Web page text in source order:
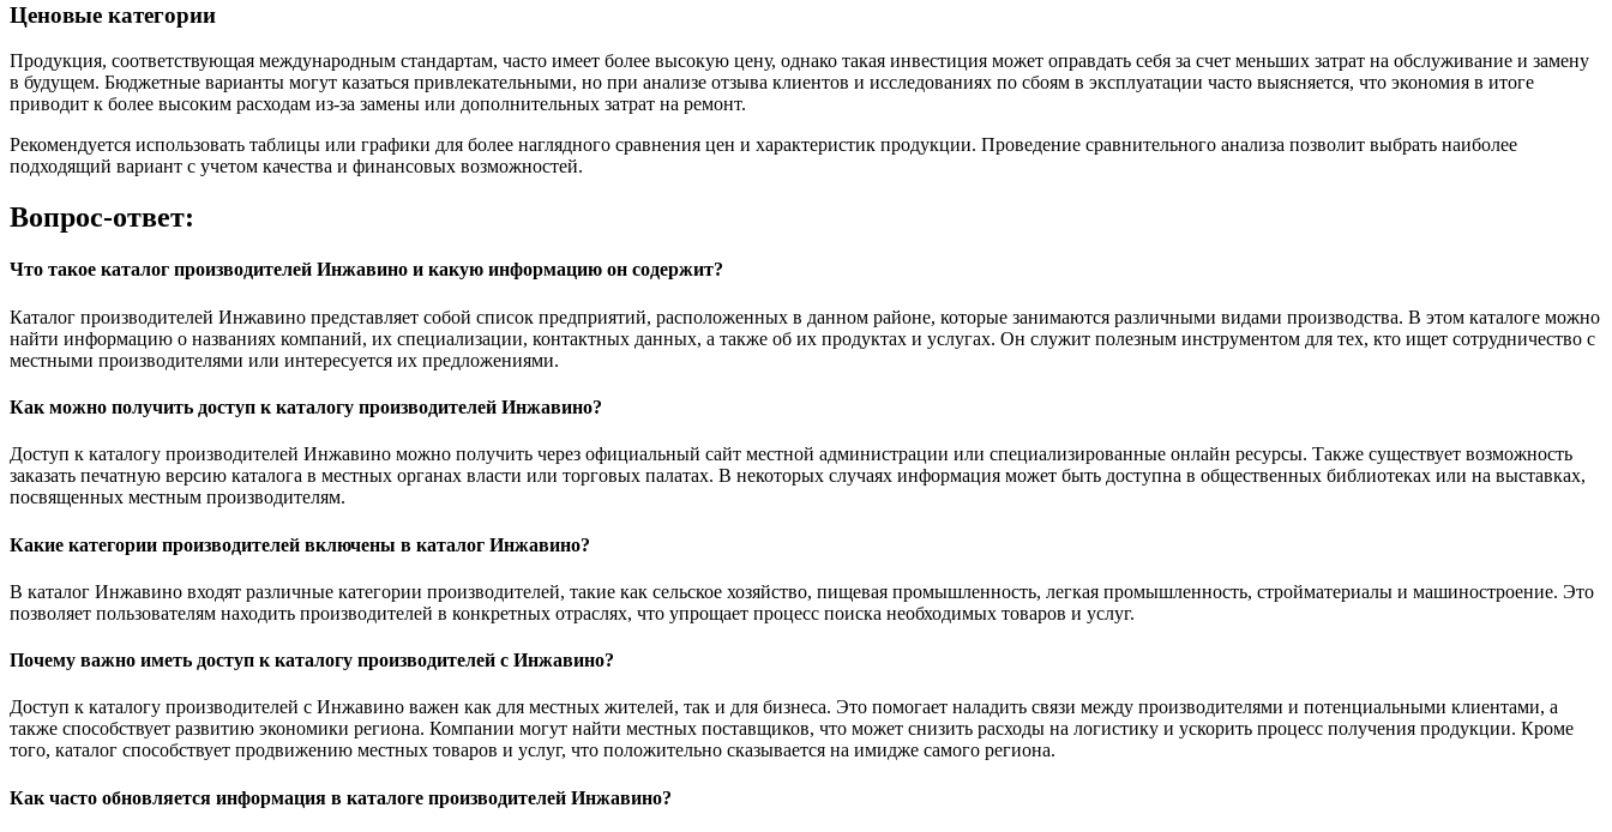
Ценовые категории
Продукция, соответствующая международным стандартам, часто имеет более высокую цену, однако такая инвестиция может оправдать себя за счет меньших затрат на обслуживание и замену
в будущем. Бюджетные варианты могут казаться привлекательными, но при анализе отзыва клиентов и исследованиях по сбоям в эксплуатации часто выясняется, что экономия в итоге
приводит к более высоким расходам из-за замены или дополнительных затрат на ремонт.
Рекомендуется использовать таблицы или графики для более наглядного сравнения цен и характеристик продукции. Проведение сравнительного анализа позволит выбрать наиболее
подходящий вариант с учетом качества и финансовых возможностей.
Вопрос-ответ:
Что такое каталог производителей Инжавино и какую информацию он содержит?
Каталог производителей Инжавино представляет собой список предприятий, расположенных в данном районе, которые занимаются различными видами производства. В этом каталоге можно
найти информацию о названиях компаний, их специализации, контактных данных, а также об их продуктах и услугах. Он служит полезным инструментом для тех, кто ищет сотрудничество с
местными производителями или интересуется их предложениями.
Как можно получить доступ к каталогу производителей Инжавино?
Доступ к каталогу производителей Инжавино можно получить через официальный сайт местной администрации или специализированные онлайн ресурсы. Также существует возможность
заказать печатную версию каталога в местных органах власти или торговых палатах. В некоторых случаях информация может быть доступна в общественных библиотеках или на выставках,
посвященных местным производителям.
Какие категории производителей включены в каталог Инжавино?
В каталог Инжавино входят различные категории производителей, такие как сельское хозяйство, пищевая промышленность, легкая промышленность, стройматериалы и машиностроение. Это
позволяет пользователям находить производителей в конкретных отраслях, что упрощает процесс поиска необходимых товаров и услуг.
Почему важно иметь доступ к каталогу производителей с Инжавино?
Доступ к каталогу производителей с Инжавино важен как для местных жителей, так и для бизнеса. Это помогает наладить связи между производителями и потенциальными клиентами, а
также способствует развитию экономики региона. Компании могут найти местных поставщиков, что может снизить расходы на логистику и ускорить процесс получения продукции. Кроме
того, каталог способствует продвижению местных товаров и услуг, что положительно сказывается на имидже самого региона.
Как часто обновляется информация в каталоге производителей Инжавино?